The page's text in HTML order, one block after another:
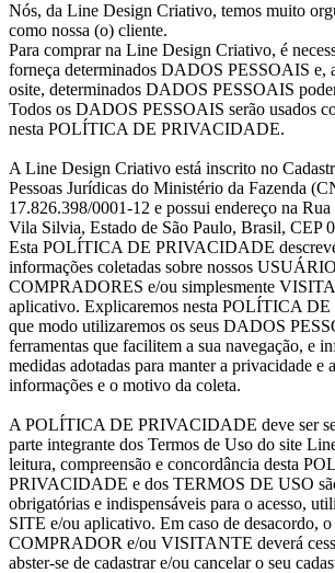
Nós, da Line Design Criativo, temos muito
como nossa (o) cliente.
Para comprar na Line Design Criativo, é
forneça determinados DADOS PESSOAIS e,
osite, determinados DADOS PESSOAIS
Todos os DADOS PESSOAIS serão usados
nesta POLÍTICA DE PRIVACIDADE.
A Line Design Criativo está inscrito no
Pessoas Jurídicas do Ministério da Fazenda
17.826.398/0001-12 e possui endereço na
Vila Silvia, Estado de São Paulo, Brasil, CEP
Esta POLÍTICA DE PRIVACIDADE
informações coletadas sobre nossos
COMPRADORES e/ou simplesmente
aplicativo. Explicaremos nesta POLÍTICA
que modo utilizaremos os seus DADOS
ferramentas que facilitem a sua navegação, e
medidas adotadas para manter a privacidade e
informações e o motivo da coleta.
A POLÍTICA DE PRIVACIDADE deve ser
parte integrante dos Termos de Uso do site
leitura, compreensão e concordância desta
PRIVACIDADE e dos TERMOS DE USO
obrigatórias e indispensáveis para o acesso,
SITE e/ou aplicativo. Em caso de desacordo,
COMPRADOR e/ou VISITANTE deverá
abster-se de cadastrar e/ou cancelar o seu